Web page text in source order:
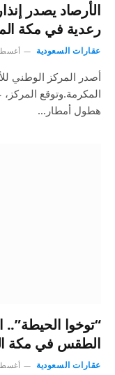
الأرصاد يصدر
رعدية في مكة
عقارات السعودية أغسطس
أصدر المركز الوطني
المكرمة.وتوقع
هطول أمطار…
“توخوا الحيطة”..
الطقس في مكة
عقارات السعودية أغسطس